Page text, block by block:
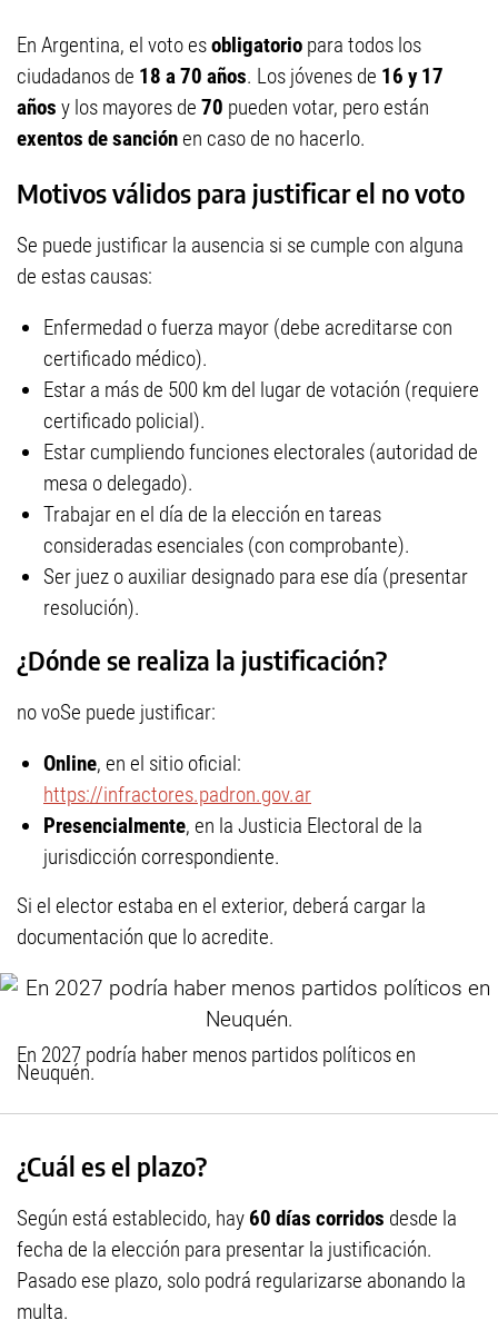
En Argentina, el voto esobligatorio para todos los
ciudadanos de 18 a 70 años. Los jóvenes de 16 y 17
años y los mayores de 70 pueden votar, pero están
exentos de sanciónen caso de no hacerlo.
Motivos válidos para justificar el no voto
Se puede justificar la ausencia si se cumple con alguna
de estas causas:
Enfermedad o fuerza mayor (debe acreditarse con
certificado médico).
Estar a más de 500 km del lugar de votación (requiere
certificado policial).
Estar cumpliendo funciones electorales (autoridad de
mesa o delegado).
Trabajar en el día de la elección en tareas
consideradas esenciales (con comprobante).
Ser juez o auxiliar designado para ese día (presentar
resolución).
¿Dónde se realiza la justificación?
no voSe puede justificar:
Online, en el sitio oficial:
https://infractores.padron.gov.ar
Presencialmente, en la Justicia Electoral de la
jurisdicción correspondiente.
Si el elector estaba en el exterior, deberá cargar la
documentación que lo acredite.
En 2027 podría haber menos partidos políticos en
Neuquén.
¿Cuál es el plazo?
Según está establecido, hay 60 días corridos desde la
fecha de la elección para presentar la justificación.
Pasado ese plazo, solo podrá regularizarse abonando la
multa.